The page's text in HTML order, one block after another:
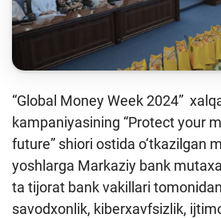
O‘quv materiallari
Interaktiv xizmatlar
Fotogalereya
Loyiha haqida
Kengaytirilgan qidiruv
Sayt xaritasi
“Global Money Week 2024”
kampaniyasining “Protect your
future” shiori ostida o‘tkazilgan
yoshlarga Markaziy bank
ta tijorat bank vakillari
savodxonlik, kiberxavfsizlik,